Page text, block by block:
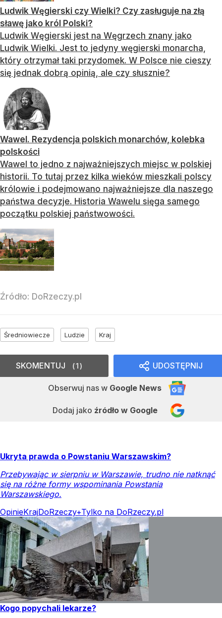
Ludwik Węgierski czy Wielki? Czy zasługuje na złą
sławę jako król Polski?
Ludwik Węgierski jest na Węgrzech znany jako
Ludwik Wielki. Jest to jedyny węgierski monarcha,
który otrzymał taki przydomek. W Polsce nie cieszy
się jednak dobrą opinią, ale czy słusznie?
Wawel. Rezydencja polskich monarchów, kolebka
polskości
Wawel to jedno z najważniejszych miejsc w polskiej
historii. To tutaj przez kilka wieków mieszkali polscy
królowie i podejmowano najważniejsze dla naszego
państwa decyzje. Historia Wawelu sięga samego
początku polskiej państwowości.
Źródło: DoRzeczy.pl
Średniowiecze Ludzie Kraj
UDOSTĘPNIJ
Obserwuj nas w Google News
Dodaj jako źródło w Google
SKOMENTUJ 1
Ukryta prawda o Powstaniu Warszawskim?
Przebywając w sierpniu w Warszawie, trudno nie natknąć
się na różne formy wspominania Powstania
Warszawskiego.
OpinieKrajDoRzeczy+Tylko na DoRzeczy.pl
Kogo popychali lekarze?